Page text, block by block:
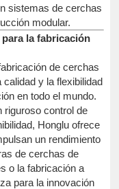
sistemas de cerchas
modular.
la fabricación
de cerchas
y la flexibilidad
en todo el mundo.
riguroso control de
Honglu ofrece
un rendimiento
de cerchas de
o la fabricación a
para la innovación